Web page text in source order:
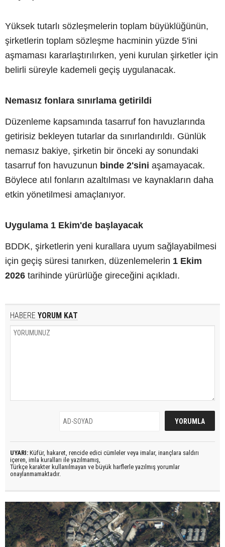
Yüksek tutarlı sözleşmelerin toplam büyüklüğünün,
şirketlerin toplam sözleşme hacminin yüzde 5'ini
aşmaması kararlaştırılırken, yeni kurulan şirketler için
belirli süreyle kademeli geçiş uygulanacak.
Nemasız fonlara sınırlama getirildi
Düzenleme kapsamında tasarruf fon havuzlarında
getirisiz bekleyen tutarlar da sınırlandırıldı. Günlük
nemasız bakiye, şirketin bir önceki ay sonundaki
tasarruf fon havuzunun binde 2'sini aşamayacak.
Böylece atıl fonların azaltılması ve kaynakların daha
etkin yönetilmesi amaçlanıyor.
Uygulama 1 Ekim'de başlayacak
BDDK, şirketlerin yeni kurallara uyum sağlayabilmesi
için geçiş süresi tanırken, düzenlemelerin 1 Ekim
2026 tarihinde yürürlüğe gireceğini açıkladı.
HABERE YORUM KAT
UYARI: Küfür, hakaret, rencide edici cümleler veya imalar, inançlara saldırı
içeren, imla kuralları ile yazılmamış,
Türkçe karakter kullanılmayan ve büyük harflerle yazılmış yorumlar
onaylanmamaktadır.